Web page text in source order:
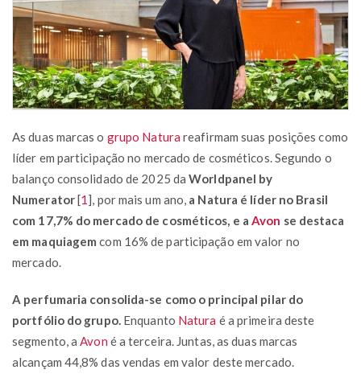
As duas marcas o grupo Natura reafirmam suas posições como
líder em participação no mercado de cosméticos. Segundo o
balanço consolidado de 2025 daWorldpanel by
Numerator[1 ] , por mais um ano, a Natura é líder no Brasil
com 17,7% do mercado de cosméticos, e a Avon se destaca
em maquiagem com 16% de participação em valor no
mercado.
A perfumaria consolida-se como o principal pilar do
portfólio do grupo. Enquanto Natura é a primeira deste
segmento, a Avon é a terceira. Juntas, as duas marcas
alcançam 44,8% das vendas em valor deste mercado.